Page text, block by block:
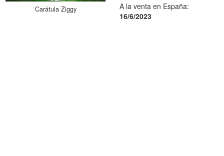
Carátula Ziggy
A la venta en España:
16/6/2023